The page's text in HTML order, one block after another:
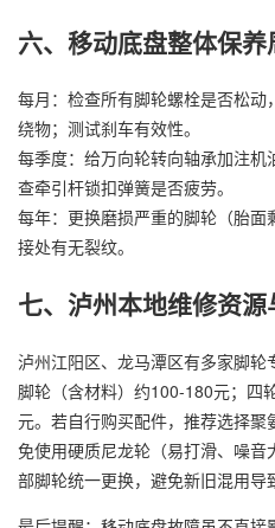
六、移动底盘整体保养
每月：检查所有脚轮螺栓是否松动
绕物；测试刹车有效性。
每季度：给万向轮转向轴承加注
查牵引杆锁扣弹簧是否疲劳。
每年：更换磨损严重的脚轮（胎
接处有无裂纹。
七、泸州本地维修资源
泸州江阳区、龙马潭区有多家脚
脚轮（含材料）约100-180元；四
元。若自行购买配件，推荐选择
免使用硬质尼龙轮（易打滑、噪
部脚轮统一更换，避免新旧混用导